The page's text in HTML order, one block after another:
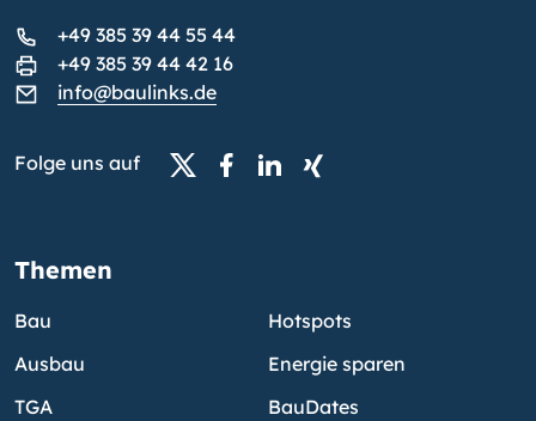
+49 385 39 44 55 44
+49 385 39 44 42 16
info@baulinks.de
Folge uns auf
Themen
Bau
Ausbau
TGA
Hotspots
Energie sparen
BauDates